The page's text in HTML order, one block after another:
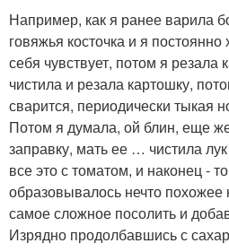
Например, как я ранее варила
говяжья косточка и я
себя чувствует, потом я резала
чистила и резала картошку,
сварится, периодически тыкая
Потом я думала, ой блин, еще
заправку, мать ее … чистила
все это с томатом, и наконец -
образовывалось нечто
самое сложное посолить и
Изрядно продолбавшись с